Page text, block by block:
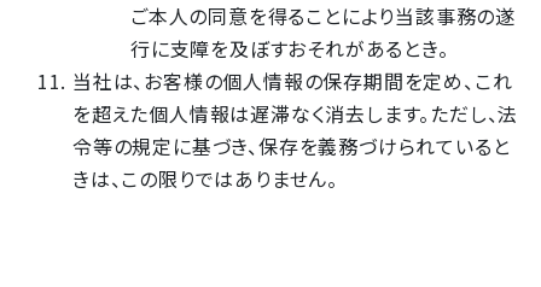
ご本人の同意を得ることにより当該事務の遂
行に支障を及ぼすおそれがあるとき。
当社は、お客様の個人情報の保存期間を定め、これ
を超えた個人情報は遅滞なく消去します。ただし、法
令等の規定に基づき、保存を義務づけられていると
きは、この限りではありません。